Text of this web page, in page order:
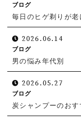
ブログ
毎日のヒゲ剃りが老
2026.06.14
ブログ
男の悩み年代別
2026.05.27
ブログ
炭シャンプーのおす